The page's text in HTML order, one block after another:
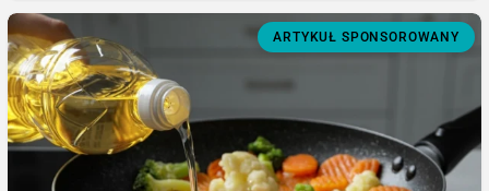
ARTYKUŁ SPONSOROWANY